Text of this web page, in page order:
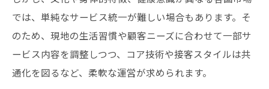
では、単純なサービス統一が難しい場合もあります。そ
のため、現地の生活習慣や顧客ニーズに合わせて一部サ
ービス内容を調整しつつ、コア技術や接客スタイルは共
通化を図るなど、柔軟な運営が求められます。